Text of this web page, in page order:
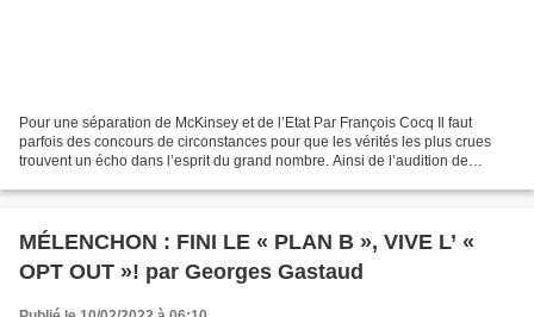
Pour une séparation de McKinsey et de l’Etat Par François Cocq Il faut
parfois des concours de circonstances pour que les vérités les plus crues
trouvent un écho dans l’esprit du grand nombre. Ainsi de l’audition de
MÉLENCHON : FINI LE « PLAN B », VIVE L’ «
OPT OUT »! par Georges Gastaud